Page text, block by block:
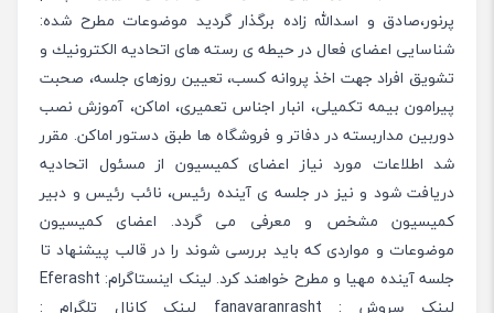
پرنور،صادق و اسدالله زاده برگذار گرديد موضوعات مطرح شده:
شناسايى اعضاى فعال در حيطه ى رسته هاى اتحاديه الكترونيك و
تشويق افراد جهت اخذ پروانه كسب، تعيين روزهاى جلسه، صحبت
پيرامون بيمه تكميلى، انبار اجناس تعميرى، اماكن، آموزش نصب
دوربين مداربسته در دفاتر و فروشگاه ها طبق دستور اماكن. مقرر
شد اطلاعات مورد نياز اعضاى كميسيون از مسئول اتحاديه
دريافت شود و نيز در جلسه ى آينده رئيس، نائب رئيس و دبير
كميسيون مشخص و معرفى مى گردد. اعضاى كميسيون
موضوعات و مواردى كه بايد بررسى شوند را در قالب پيشنهاد تا
جلسه آينده مهيا و مطرح خواهند كرد. لینک اینستاگرام: Eferasht
لینک سروش : fanavaranrasht لینک کانال تلگرام :